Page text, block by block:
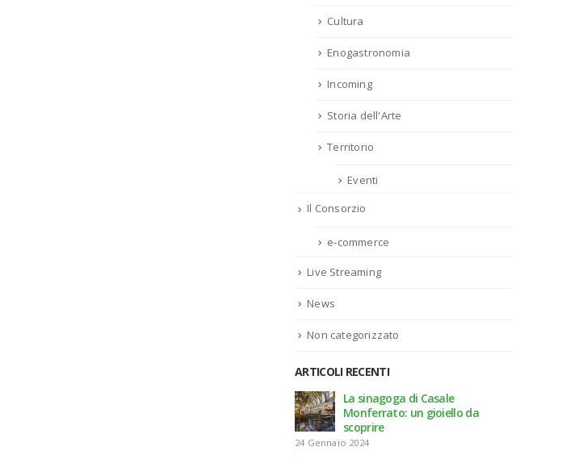
Cultura
Enogastronomia
Incoming
Storia dell'Arte
Territorio
Eventi
Il Consorzio
e-commerce
Live Streaming
News
Non categorizzato
ARTICOLI RECENTI
La sinagoga di Casale
Monferrato: un gioiello da
scoprire
24 Gennaio 2024